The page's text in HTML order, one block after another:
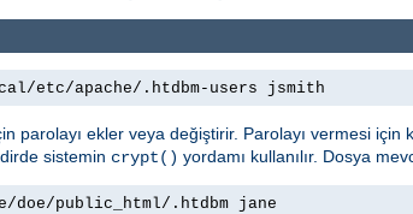
etc/apache/.htdbm-users jsmith
parolayı ekler veya değiştirir. Parolayı vermesi
sistemin crypt() yordamı kullanılır. Dosya
doe/public_html/.htdbm jane